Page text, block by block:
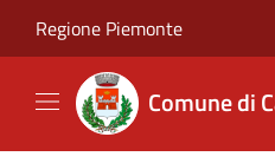
Regione Piemonte
Comune di